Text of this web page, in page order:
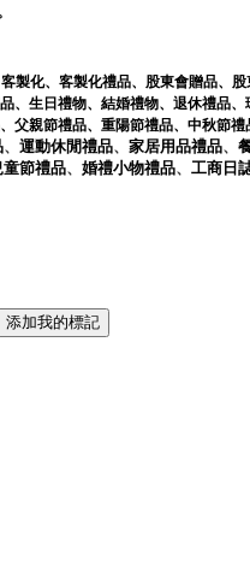
客製化、 客製化禮品、 股東會贈品、 股
、 生日禮物、 結婚禮物、 退休禮品、
、 父親節禮品、 重陽節禮品、 中秋節禮
、 運動休閒禮品、 家居用品禮品、
童節禮品、 婚禮小物禮品、 工商日